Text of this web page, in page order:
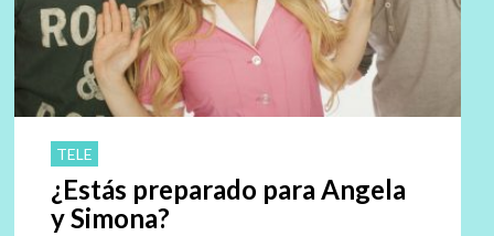
TELE
¿Estás preparado para Angela
y Simona?